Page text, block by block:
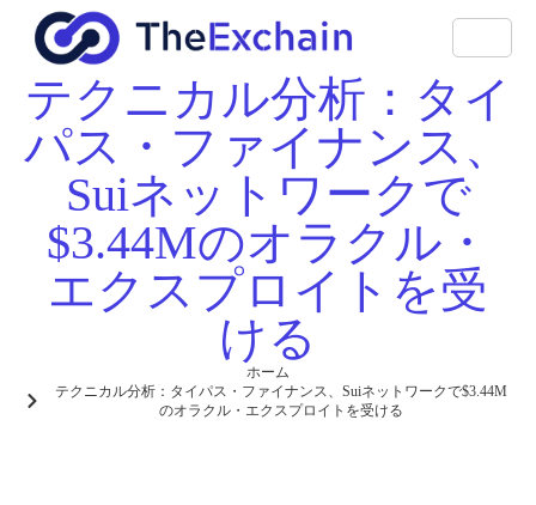
テクニカル分析：タイ
パス・ファイナンス、
Suiネットワークで
$3.44Mのオラクル・
エクスプロイトを受
ける
ホーム
テクニカル分析：タイパス・ファイナンス、Suiネットワークで$3.44M
のオラクル・エクスプロイトを受ける